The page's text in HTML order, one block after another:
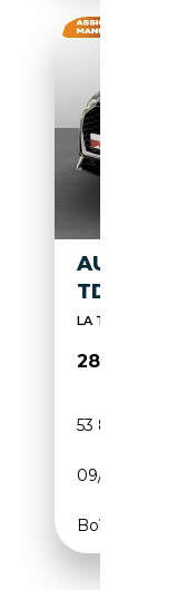
AUDI Q3
TDI
LA TUA NUOVA
28 700€
53 869 km
09/2020
Boîte